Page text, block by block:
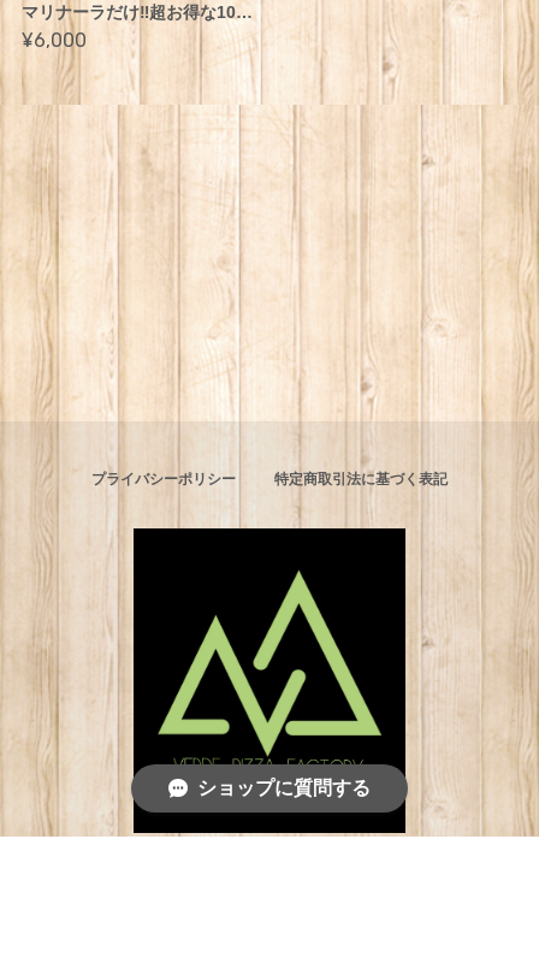
マリナーラだけ‼︎超お得な10枚セット
¥6,000
プライバシーポリシー 特定商取引法に基づく表記
ショップに質問する